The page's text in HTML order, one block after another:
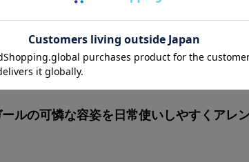
ルの可憐な容姿を 日常使いしやすくアレ